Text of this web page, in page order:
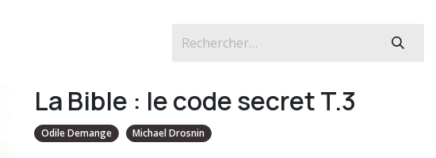
La Bible : le code secret T.3
Odile Demange Michael Drosnin